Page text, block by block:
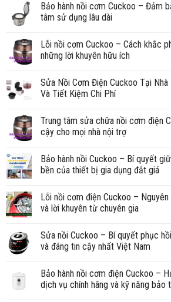
Bảo hành nồi cơm Cuckoo – Đảm
tâm sử dụng lâu dài
Lỗi nồi cơm Cuckoo – Cách khắc
những lời khuyên hữu ích
Sửa Nồi Cơm Điện Cuckoo Tại
Và Tiết Kiệm Chi Phí
Trung tâm sửa chữa nồi cơm điện
cậy cho mọi nhà nội trợ
Bảo hành nồi Cuckoo – Bí quyết
bền của thiết bị gia dụng đắt giá
Lỗi nồi cơm điện Cuckoo –
và lời khuyên từ chuyên gia
Sửa nồi Cuckoo – Bí quyết phục
và đáng tin cậy nhất Việt Nam
Bảo hành nồi cơm điện Cuckoo –
dịch vụ chính hãng và kỹ năng bảo